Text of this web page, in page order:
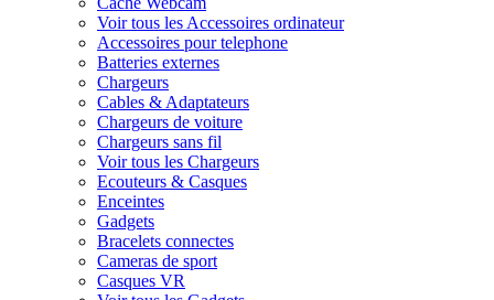
Voir tous les Accessoires ordinateur
Accessoires pour telephone
Batteries externes
Chargeurs
Cables & Adaptateurs
Chargeurs de voiture
Chargeurs sans fil
Voir tous les Chargeurs
Ecouteurs & Casques
Enceintes
Gadgets
Bracelets connectes
Cameras de sport
Casques VR